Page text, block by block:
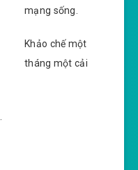
mạng sống.
Khảo chế một
tháng một cải